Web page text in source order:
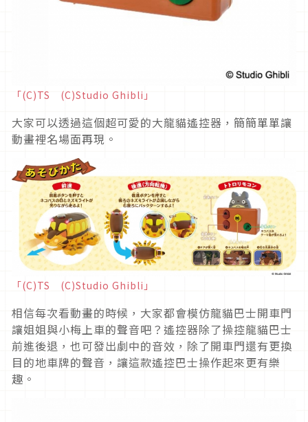
「(C)TS (C)Studio Ghibli」
大家可以透過這個超可愛的大龍貓遙控器，簡簡單單讓
動畫裡名場面再現。
「(C)TS (C)Studio Ghibli」
相信每次看動畫的時候，大家都會模仿龍貓巴士開車門
讓姐姐與小梅上車的聲音吧？遙控器除了操控龍貓巴士
前進後退，也可發出劇中的音效，除了開車門還有更換
目的地車牌的聲音，讓這款遙控巴士操作起來更有樂
趣。